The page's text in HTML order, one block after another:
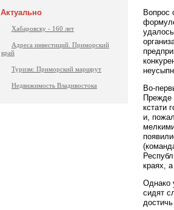
Актуально
Хабаровску - 160 лет
Адреса инвестиций. Приморский
край
Туризм: Приморский маршрут
Недвижимость Владивостока
Вопрос
Во-
Прежде
кстати
и,
краях,
Однако
сидят